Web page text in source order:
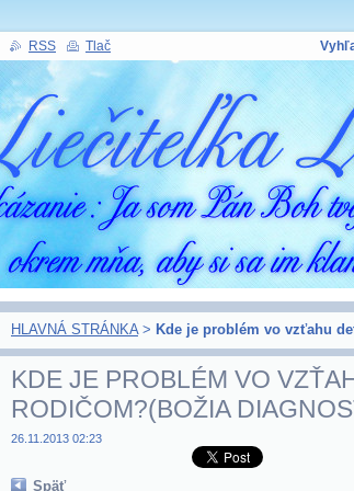
HLAVNÁ STRÁNKA > Kde je problém vo vzťahu
KDE JE PROBLÉM VO
RODIČOM?(BOŽIA
26.11.2013 02:23
Späť
RSS Tlač